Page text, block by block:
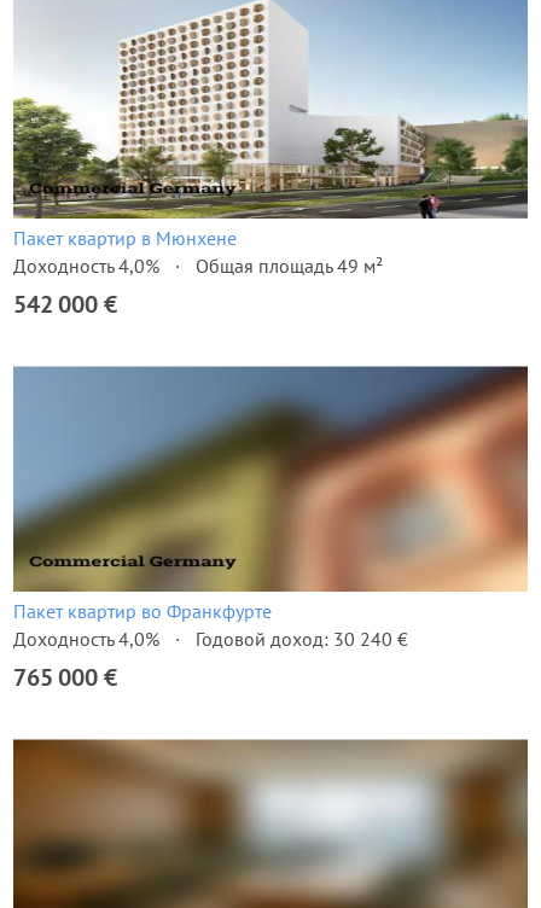
Пакет квартир в Мюнхене
Доходность 4,0%
Общая площадь 49 м²
542 000 €
Пакет квартир во Франкфурте
Доходность 4,0%
Годовой доход: 30 240 €
765 000 €